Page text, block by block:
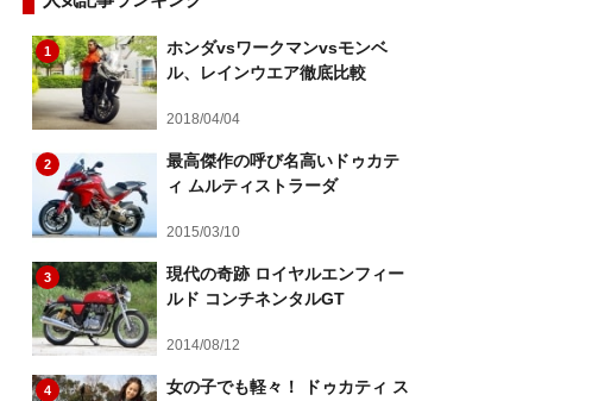
1
ホンダvsワークマンvsモンベ
ル、レインウエア徹底比較
2018/04/04
2
最高傑作の呼び名高いドゥカテ
ィ ムルティストラーダ
2015/03/10
3
現代の奇跡 ロイヤルエンフィー
ルド コンチネンタルGT
2014/08/12
4
女の子でも軽々！ ドゥカティ ス